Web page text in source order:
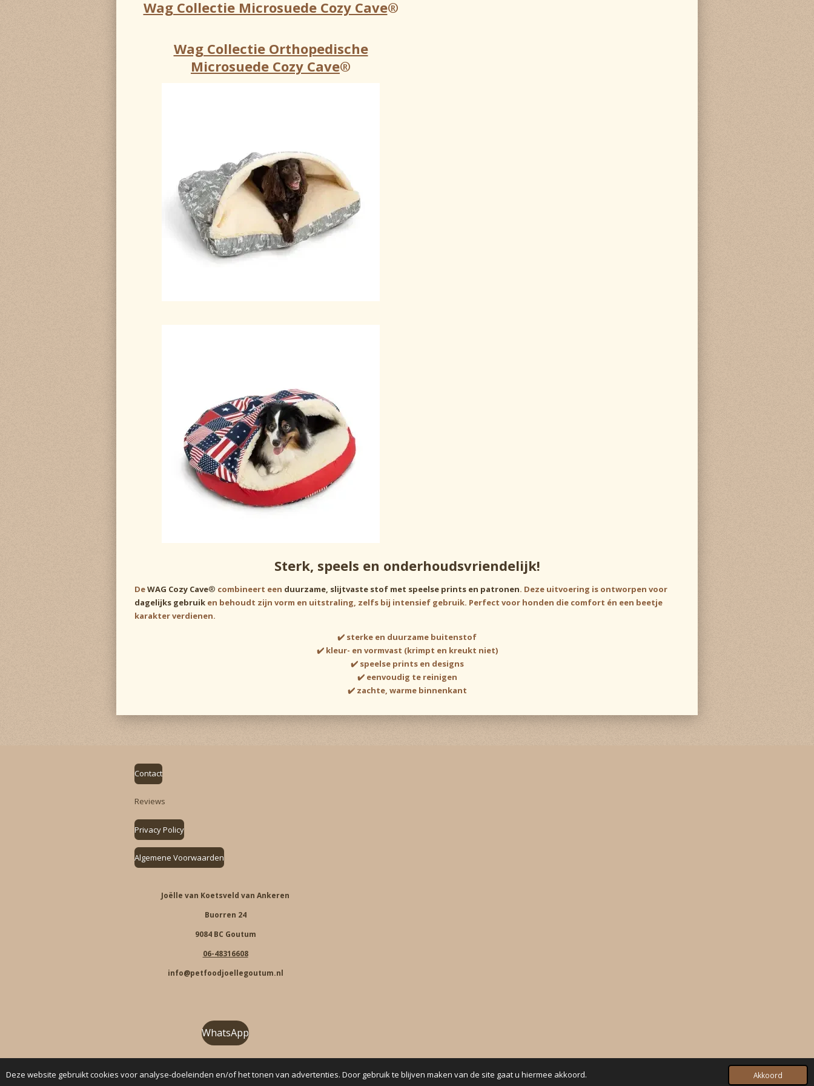
Deze website gebruikt cookies voor analyse-doeleinden en/of het tonen van advertenties. Door gebruik te blijven maken van de site gaat u hiermee akkoord. Akkoord
Wag Collectie Microsuede Cozy Cave®
Wag Collectie Orthopedische
Microsuede Cozy Cave®
Sterk, speels en onderhoudsvriendelijk!
DeWAG Cozy Cave® combineert een duurzame, slijtvaste stof met speelse prints en patronen. Deze uitvoering is ontworpen voor
dagelijks gebruik en behoudt zijn vorm en uitstraling, zelfs bij intensief gebruik. Perfect voor honden die comfort én een beetje
karakter verdienen.
✔️ sterke en duurzame buitenstof
✔️ kleur- en vormvast (krimpt en kreukt niet)
✔️ speelse prints en designs
✔️ eenvoudig te reinigen
✔️ zachte, warme binnenkant
Contact
Reviews
Privacy Policy
Algemene Voorwaarden
Joëlle van Koetsveld van Ankeren
Buorren 24
9084 BC Goutum
06-48316608
info@petfoodjoellegoutum.nl
WhatsApp
a
n
i
h